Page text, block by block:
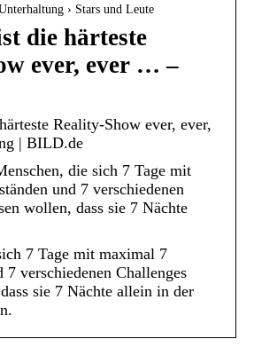
› Stars und Leute
die härteste
ever, ever … –
Reality-Show ever, ever,
| BILD.de
die sich 7 Tage mit
und 7 verschiedenen
wollen, dass sie 7 Nächte
7 Tage mit maximal 7
7 verschiedenen Challenges
sie 7 Nächte allein in der